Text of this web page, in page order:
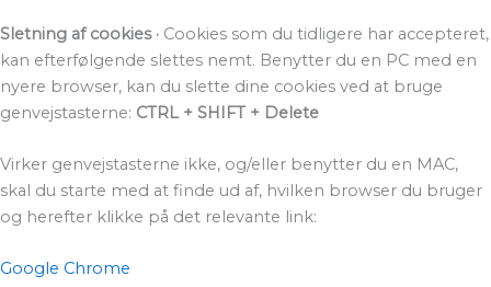
Sletning af cookies · Cookies som du tidligere har accepteret,
kan efterfølgende slettes nemt. Benytter du en PC med en
nyere browser, kan du slette dine cookies ved at bruge
genvejstasterne: CTRL + SHIFT + Delete
Virker genvejstasterne ikke, og/eller benytter du en MAC,
skal du starte med at finde ud af, hvilken browser du bruger
og herefter klikke på det relevante link:
Google Chrome